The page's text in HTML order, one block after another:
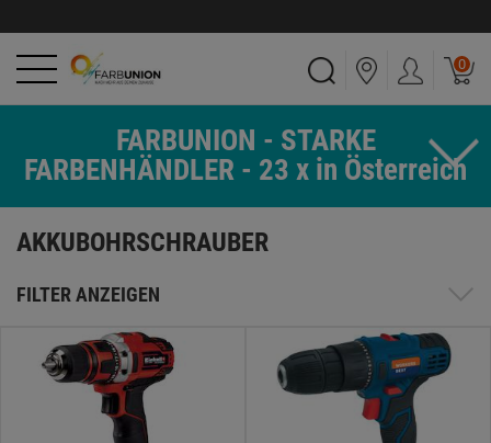
0
FARBUNION - STARKE
FARBENHÄNDLER - 23 x in Österreich
AKKUBOHRSCHRAUBER
FILTER ANZEIGEN